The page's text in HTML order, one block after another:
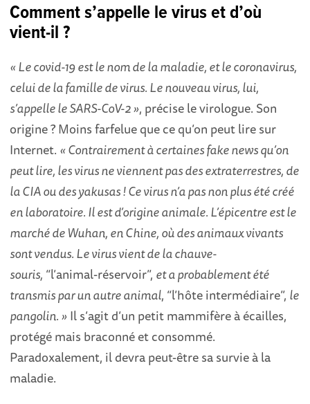
Comment s’appelle le virus et d’où
vient-il ?
« Le covid-19 est le nom de la maladie, et le coronavirus,
celui de la famille de virus. Le nouveau virus, lui,
s’appelle le SARS-CoV-2 », précise le virologue. Son
origine ? Moins farfelue que ce qu’on peut lire sur
Internet. « Contrairement à certaines fake news qu’on
peut lire, les virus ne viennent pas des extraterrestres, de
la CIA ou des yakusas ! Ce virus n’a pas non plus été créé
en laboratoire. Il est d’origine animale. L’épicentre est le
marché de Wuhan, en Chine, où des animaux vivants
sont vendus. Le virus vient de la chauve-
souris, “l’animal-réservoir”, et a probablement été
transmis par un autre animal, “l’hôte intermédiaire”, le
pangolin. »Il s’agit d’un petit mammifère à écailles,
protégé mais braconné et consommé.
Paradoxalement, il devra peut-être sa survie à la
maladie.